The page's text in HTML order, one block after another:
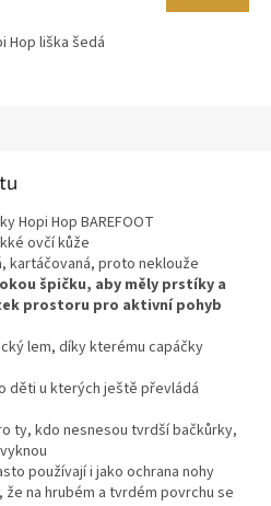
Hop liška šedá
Hopi Hop BAREFOOT
ovčí kůže
kartáčovaná, proto neklouže
špičku, aby měly prstíky a
prostoru pro aktivní pohyb
lem, díky kterému capáčky
děti u kterých ještě převládá
ty, kdo nesnesou tvrdší bačkůrky,
používají i jako ochrana nohy
na hrubém a tvrdém povrchu se